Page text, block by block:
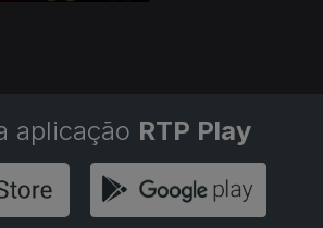
aplicação RTP Play